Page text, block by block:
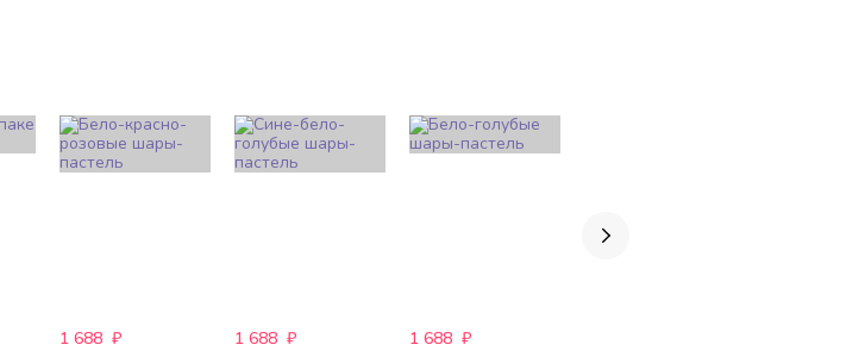
1 688 ₽
1 688 ₽
1 688 ₽